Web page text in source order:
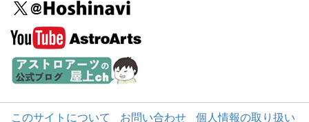
このサイトについて お問い合わせ 個人情報の取り扱い